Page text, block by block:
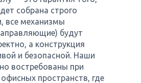
собрана строго
все механизмы
будут
а конструкция
и безопасной. Наши
востребованы при
пространств, где